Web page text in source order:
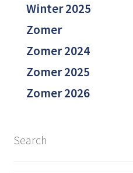
Winter 2025
Zomer
Zomer 2024
Zomer 2025
Zomer 2026
Search